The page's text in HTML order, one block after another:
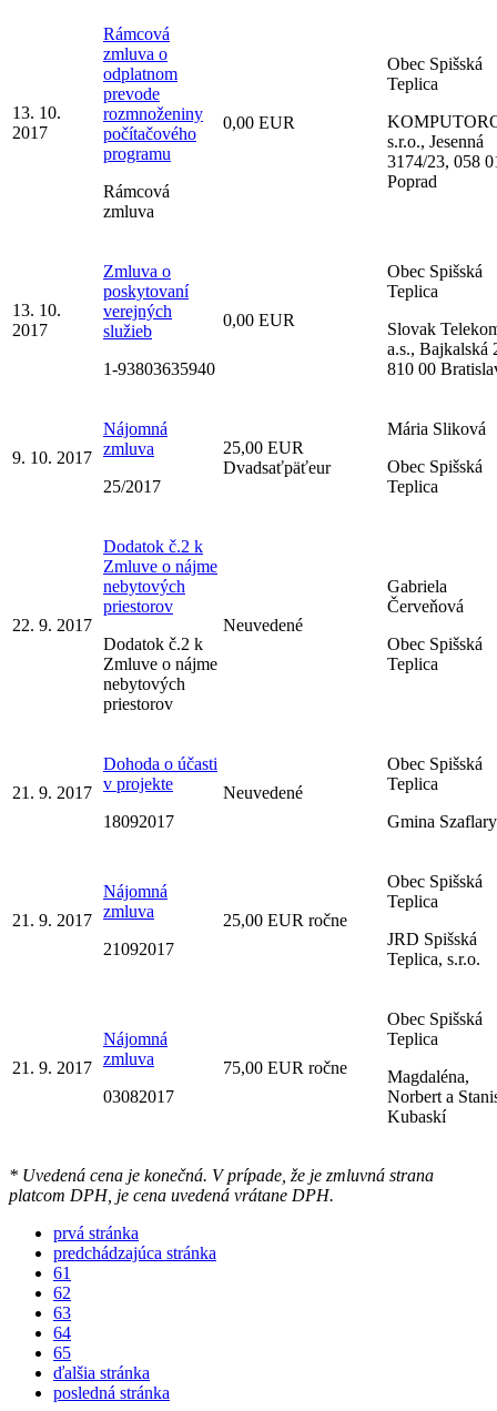
13. 10.
2017
Rámcová
zmluva o
odplatnom
prevode
rozmnoženiny
počítačového
programu
Rámcová
zmluva
0,00 EUR
Obec Spišská
Teplica
s.r.o., Jesenná
3174/23, 058
Poprad
13. 10.
2017
Zmluva o
poskytovaní
verejných
služieb
1-93803635940
0,00 EUR
Obec Spišská
Teplica
Slovak
a.s., Bajkalská
810 00
9. 10. 2017
Nájomná
zmluva
25/2017
25,00 EUR
Dvadsaťpäťeur
Mária Sliková
Obec Spišská
Teplica
22. 9. 2017
Dodatok č.2 k
Zmluve o nájme
nebytových
priestorov
Dodatok č.2 k
Zmluve o nájme
nebytových
priestorov
Neuvedené
Gabriela
Červeňová
Obec Spišská
Teplica
21. 9. 2017
Dohoda o účasti
v projekte
18092017
Neuvedené
Obec Spišská
Teplica
Gmina Szaflary
21. 9. 2017
Nájomná
zmluva
21092017
25,00 EUR ročne
Obec Spišská
Teplica
JRD Spišská
Teplica, s.r.o.
21. 9. 2017
Nájomná
zmluva
03082017
75,00 EUR ročne
Obec Spišská
Teplica
Magdaléna,
Norbert a
Kubaskí
* Uvedená cena je konečná. V prípade, že je zmluvná strana
platcom DPH, je cena uvedená vrátane DPH.
prvá stránka
predchádzajúca stránka
61
62
63
64
65
ďalšia stránka
posledná stránka